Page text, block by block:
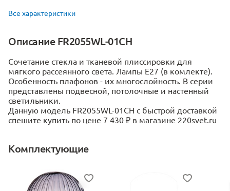
Все характеристики
Описание FR2055WL-01CH
Сочетание стекла и тканевой плиссировки для
мягкого рассеянного света. Лампы E27 (в комлекте).
Особенность плафонов - их многослойность. В серии
представлены подвесной, потолочные и настенный
светильники.
Данную модель FR2055WL-01CH с быстрой доставкой
спешите купить по цене 7 430 ₽ в магазине 220svet.ru
Комплектующие